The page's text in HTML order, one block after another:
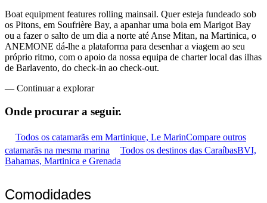
Boat equipment features rolling mainsail. Quer esteja fundeado sob
os Pitons, em Soufrière Bay, a apanhar uma boia em Marigot Bay
ou a fazer o salto de um dia a norte até Anse Mitan, na Martinica, o
ANEMONE dá-lhe a plataforma para desenhar a viagem ao seu
próprio ritmo, com o apoio da nossa equipa de charter local das ilhas
de Barlavento, do check-in ao check-out.
— Continuar a explorar
Onde procurar a seguir.
Todos os catamarãs em Martinique, Le MarinCompare outros
catamarãs na mesma marina
Todos os destinos das CaraíbasBVI,
Bahamas, Martinica e Grenada
Comodidades